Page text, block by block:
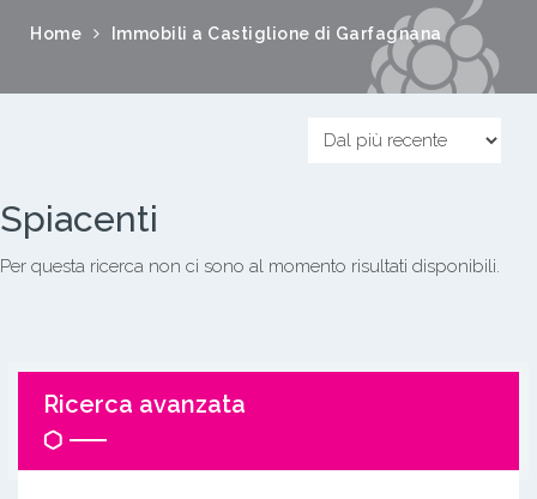
Home Immobili a Castiglione di Garfagnana
Spiacenti
Per questa ricerca non ci sono al momento risultati disponibili.
Ricerca avanzata